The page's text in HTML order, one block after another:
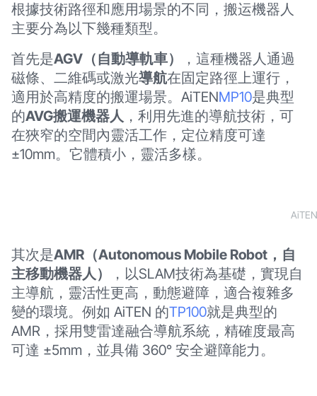
根據技術路徑和應用場景的不同，搬运機器人
主要分為以下幾種類型。
首先是AGV（自動導軌車）
，這種機器人通過
磁條、二維碼或激光導航在固定路徑上運行，
適用於高精度的搬運場景。AiTENMP10是典型
的AVG搬運機器人 ，利用先進的導航技術，可
在狹窄的空間內靈活工作，定位精度可達
±10mm。它體積小，靈活多樣。
其次是AMR（Autonomous Mobile Robot，自
主移動機器人）
，以SLAM技術為基礎，實現自
主導航，靈活性更高，動態避障，適合複雜多
變的環境。例如 AiTEN 的TP100就是典型的
AMR，採用雙雷達融合導航系統，精確度最高
可達 ±5mm，並具備 360° 安全避障能力。